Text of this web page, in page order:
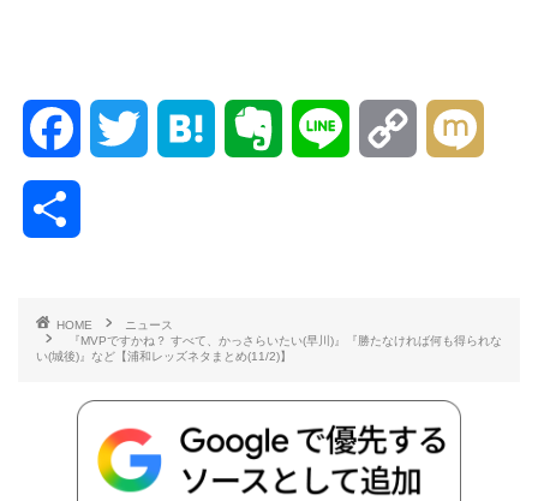
b
o
t
r
n n
t n
HOME
ニュース
『MVPですかね？ すべて、かっさらいたい(早川)』『勝たなければ何も得られな
い(城後)』など【浦和レッズネタまとめ(11/2)】